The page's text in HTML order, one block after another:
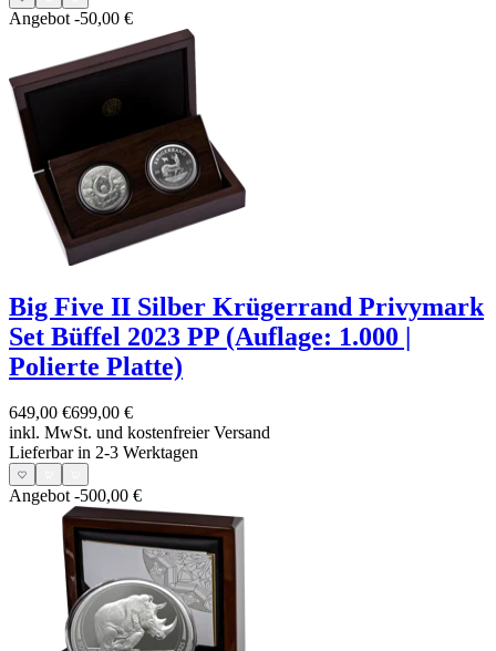
Angebot -50,00 €
Big Five II Silber Krügerrand Privymark
Set Büffel 2023 PP (Auflage: 1.000 |
Polierte Platte)
649,00 €699,00 €
inkl. MwSt. und kostenfreier Versand
Lieferbar in 2-3 Werktagen
Angebot-500,00 €